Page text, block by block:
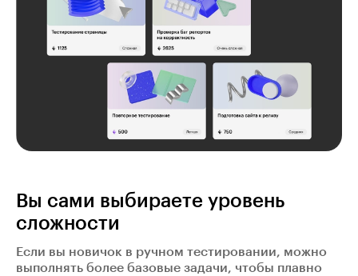
Вы сами выбираете уровень
сложности
Если вы новичок в ручном тестировании, можно
выполнять более базовые задачи, чтобы плавно